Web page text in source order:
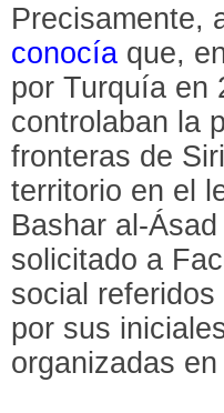
Precisamente,
conocía que,
por Turquía en
controlaban la
fronteras de
territorio en el
Bashar al-
solicitado a
social
por sus
organizadas